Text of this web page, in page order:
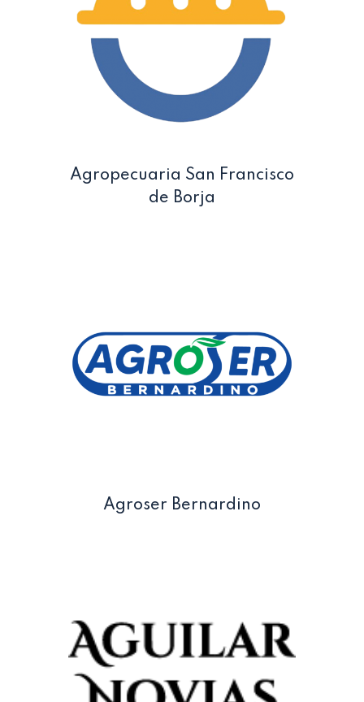
Agropecuaria San Francisco
de Borja
Agroser Bernardino